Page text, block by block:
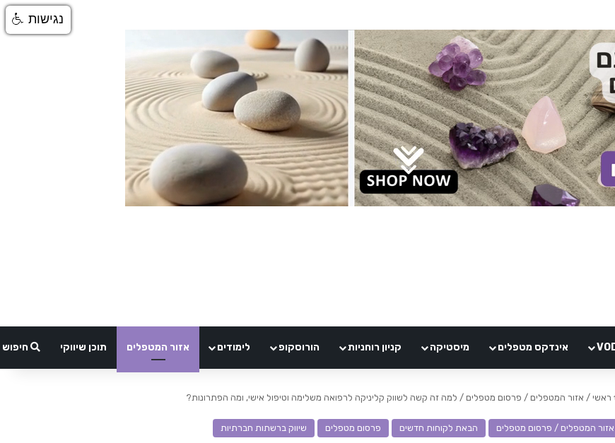
אינדקס מטפלים מיסטיקה קניון רוחניות הורוסקופ לימודים אזור המטפלים תוכן שיווקי חיפוש
ראשי / אזור המטפלים / פרסום מטפלים / למה זה קשה לשווק קליניקה לרפואה משלימה וטיפול אישי, ומה הפתרונות?
אזור המטפלים / פרסום מטפלים הבאת לקוחות חדשים פרסום מטפלים שיווק ברשתות חברתיות
נגישות